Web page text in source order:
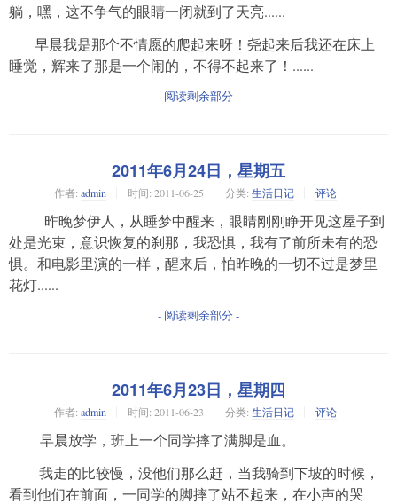
躺，嘿，这不争气的眼睛一闭就到了天亮......
早晨我是那个不情愿的爬起来呀！尧起来后我还在床上
睡觉，辉来了那是一个闹的，不得不起来了！......
- 阅读剩余部分 -
2011年6月24日，星期五
作者: admin 时间: 2011-06-25 分类: 生活日记 评论
昨晚梦伊人，从睡梦中醒来，眼睛刚刚睁开见这屋子到
处是光束，意识恢复的刹那，我恐惧，我有了前所未有的恐
惧。和电影里演的一样，醒来后，怕昨晚的一切不过是梦里
花灯......
- 阅读剩余部分 -
2011年6月23日，星期四
作者: admin 时间: 2011-06-23 分类: 生活日记 评论
早晨放学，班上一个同学摔了满脚是血。
我走的比较慢，没他们那么赶，当我骑到下坡的时候，
看到他们在前面，一同学的脚摔了站不起来，在小声的哭